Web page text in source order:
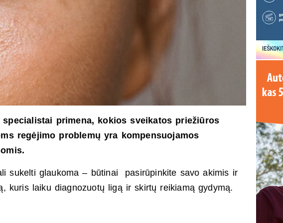
primena, kokios sveikatos priežiūros
regėjimo problemų yra kompensuojamos
sukelti glaukoma – būtinai pasirūpinkite savo akimis ir
kuris laiku diagnozuotų ligą ir skirtų reikiamą gydymą.